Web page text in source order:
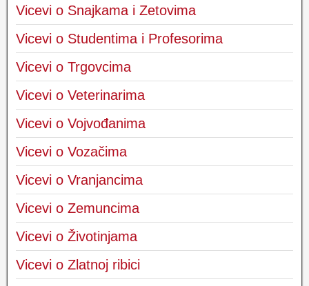
Vicevi o Snajkama i Zetovima
Vicevi o Studentima i Profesorima
Vicevi o Trgovcima
Vicevi o Veterinarima
Vicevi o Vojvođanima
Vicevi o Vozačima
Vicevi o Vranjancima
Vicevi o Zemuncima
Vicevi o Životinjama
Vicevi o Zlatnoj ribici